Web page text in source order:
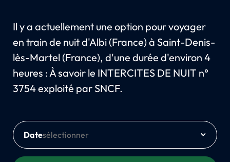
Il y a actuellement une option pour voyager
en train de nuit d'Albi (France) à Saint-Denis-
lès-Martel (France), d'une durée d'environ 4
heures : À savoir le INTERCITES DE NUIT n°
3754 exploité par SNCF.
Date